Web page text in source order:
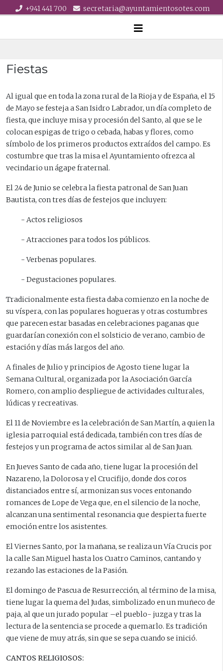
+941 441 700 secretaria@ayuntamientosotes.com
Fiestas
Al igual que en toda la zona rural de la Rioja y de España, el 15
de Mayo se festeja a San Isidro Labrador, un día completo de
fiesta, que incluye misa y procesión del Santo, al que se le
colocan espigas de trigo o cebada, habas y flores, como
símbolo de los primeros productos extraídos del campo. Es
costumbre que tras la misa el Ayuntamiento ofrezca al
vecindario un ágape fraternal.
El 24 de Junio se celebra la fiesta patronal de San Juan
Bautista, con tres días de festejos que incluyen:
- Actos religiosos
- Atracciones para todos los públicos.
- Verbenas populares.
- Degustaciones populares.
Tradicionalmente esta fiesta daba comienzo en la noche de
su víspera, con las populares hogueras y otras costumbres
que parecen estar basadas en celebraciones paganas que
guardarían conexión con el solsticio de verano, cambio de
estación y días más largos del año.
A finales de Julio y principios de Agosto tiene lugar la
Semana Cultural, organizada por la Asociación García
Romero, con amplio despliegue de actividades culturales,
lúdicas y recreativas.
El 11 de Noviembre es la celebración de San Martín, a quien la
iglesia parroquial está dedicada, también con tres días de
festejos y un programa de actos similar al de San Juan.
En Jueves Santo de cada año, tiene lugar la procesión del
Nazareno, la Dolorosa y el Crucifijo, donde dos coros
distanciados entre sí, armonizan sus voces entonando
romances de Lope de Vega que, en el silencio de la noche,
alcanzan una sentimental resonancia que despierta fuerte
emoción entre los asistentes.
El Viernes Santo, por la mañana, se realiza un Vía Crucis por
la calle San Miguel hasta los Cuatro Caminos, cantando y
rezando las estaciones de la Pasión.
El domingo de Pascua de Resurrección, al término de la misa,
tiene lugar la quema del Judas, simbolizado en un muñeco de
paja, al que un jurado popular –el pueblo- juzga y tras la
lectura de la sentencia se procede a quemarlo. Es tradición
que viene de muy atrás, sin que se sepa cuando se inició.
CANTOS RELIGIOSOS: